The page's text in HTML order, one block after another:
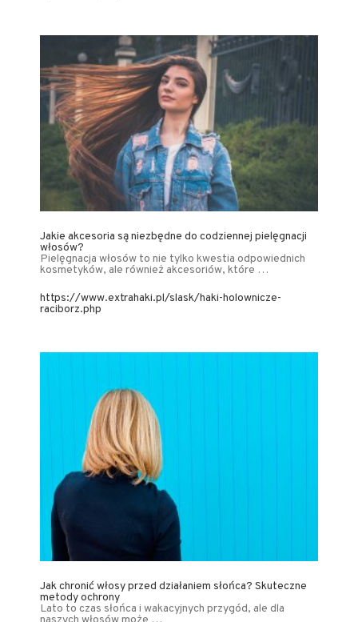
Jakie akcesoria są niezbędne do codziennej pielęgnacji
włosów?
Pielęgnacja włosów to nie tylko kwestia odpowiednich
kosmetyków, ale również akcesoriów, które …
https://www.extrahaki.pl/slask/haki-holownicze-
raciborz.php
Jak chronić włosy przed działaniem słońca? Skuteczne
metody ochrony
Lato to czas słońca i wakacyjnych przygód, ale dla